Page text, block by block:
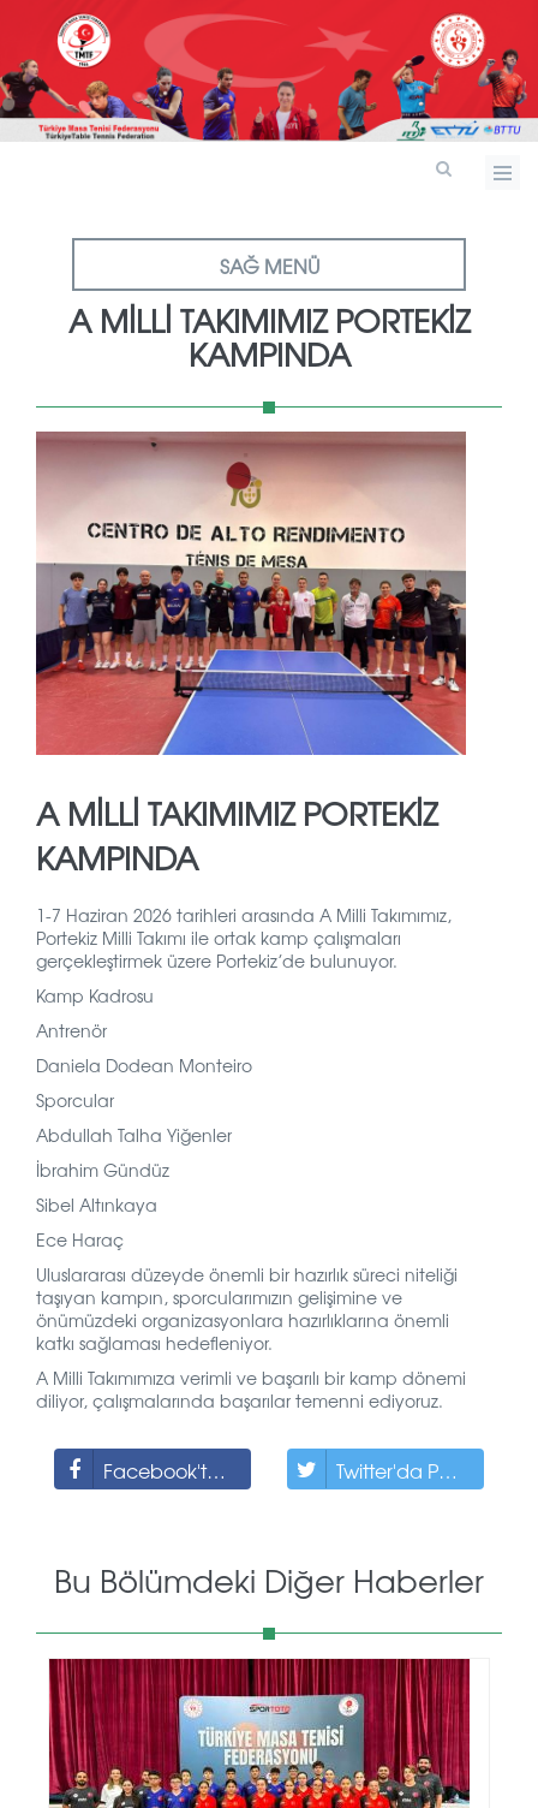
SAĞ MENÜ
A MILLI TAKIMIMIZ PORTEKIZ
KAMPINDA
A MILLI TAKIMIMIZ PORTEKIZ
KAMPINDA
1-7 Haziran 2026 tarihleri arasında A Milli Takımımız,
Portekiz Milli Takımı ile ortak kamp çalışmaları
gerçekleştirmek üzere Portekiz’de bulunuyor.
Kamp Kadrosu
Antrenör
Daniela Dodean Monteiro
Sporcular
Abdullah Talha Yiğenler
İbrahim Gündüz
Sibel Altınkaya
Ece Haraç
Uluslararası düzeyde önemli bir hazırlık süreci niteliği
taşıyan kampın, sporcularımızın gelişimine ve
önümüzdeki organizasyonlara hazırlıklarına önemli
katkı sağlaması hedefleniyor.
A Milli Takımımıza verimli ve başarılı bir kamp dönemi
diliyor, çalışmalarında başarılar temenni ediyoruz.
Facebook'ta Paylaş Twitter'da Paylaş
Bu Bölümdeki Diğer Haberler